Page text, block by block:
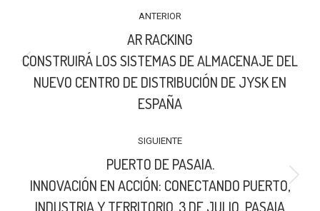
PUBLICACIONES
ANTERIOR
Publicación
anterior:
AR RACKING
CONSTRUIRÁ LOS SISTEMAS DE ALMACENAJE DEL
NUEVO CENTRO DE DISTRIBUCIÓN DE JYSK EN
ESPAÑA
SIGUIENTE
Publicación
PUERTO DE PASAIA.
INNOVACIÓN EN ACCIÓN: CONECTANDO PUERTO,
INDUSTRIA Y TERRITORIO. 3 DE JULIO, PASAIA